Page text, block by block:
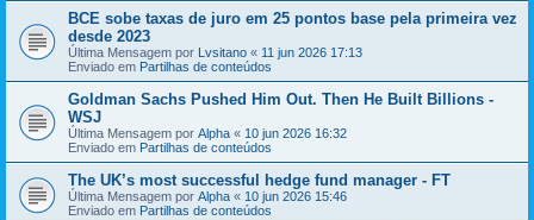
BCE sobe taxas de juro em 25 pontos base pela primeira vez
desde 2023
Última Mensagem por Lvsitano « 11 jun 2026 17:13
Enviado em Partilhas de conteúdos
Goldman Sachs Pushed Him Out. Then He Built Billions -
WSJ
Última Mensagem por Alpha « 10 jun 2026 16:32
Enviado em Partilhas de conteúdos
The UK’s most successful hedge fund manager - FT
Última Mensagem por Alpha « 10 jun 2026 15:46
Enviado em Partilhas de conteúdos